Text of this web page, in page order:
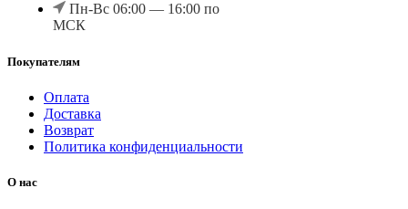
Пн-Вс 06:00 — 16:00 по
МСК
Покупателям
Оплата
Доставка
Возврат
Политика конфиденциальности
О нас